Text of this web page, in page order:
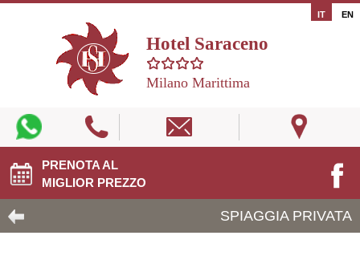
IT EN
Hotel Saraceno
Milano Marittima
PRENOTA AL
MIGLIOR PREZZO
SPIAGGIA PRIVATA